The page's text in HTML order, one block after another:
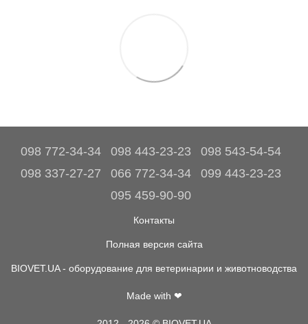
098 772-34-34 098 443-23-23
098 543-54-54
098 337-27-27
066 772-34-34
099 443-23-23
095 459-90-90
Контакты
Полная версия сайта
BIOVET.UA - оборудование для ветеринарии и животноводства
Made with ❤